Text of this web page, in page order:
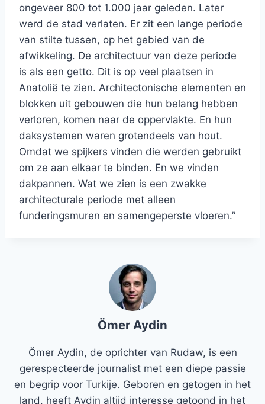
ongeveer 800 tot 1.000 jaar geleden. Later
werd de stad verlaten. Er zit een lange periode
van stilte tussen, op het gebied van de
afwikkeling. De architectuur van deze periode
is als een getto. Dit is op veel plaatsen in
Anatolië te zien. Architectonische elementen en
blokken uit gebouwen die hun belang hebben
verloren, komen naar de oppervlakte. En hun
daksystemen waren grotendeels van hout.
Omdat we spijkers vinden die werden gebruikt
om ze aan elkaar te binden. En we vinden
dakpannen. Wat we zien is een zwakke
architecturale periode met alleen
funderingsmuren en samengeperste vloeren.”
Ömer Aydin
Ömer Aydin, de oprichter van Rudaw, is een
gerespecteerde journalist met een diepe passie
en begrip voor Turkije. Geboren en getogen in het
land, heeft Aydin altijd interesse getoond in het